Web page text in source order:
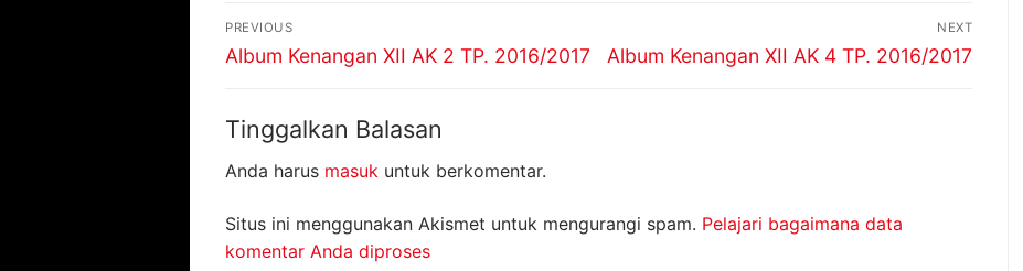
Navigasi
pos
PREVIOUS
Previous
Album Kenangan XII AK 2 TP. 2016/2017
NEXT
Next
Album Kenangan XII AK 4 TP. 2016/2017
Tinggalkan Balasan
Anda harus masuk untuk berkomentar.
Situs ini menggunakan Akismet untuk mengurangi spam. Pelajari bagaimana data
komentar Anda diproses